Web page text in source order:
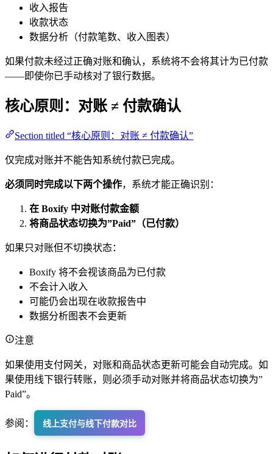
收入报告
收款状态
数据分析（付款笔数、收入图表）
如果付款未经过正确对账和确认，系统将不会将其计为已付款
——即使你已手动核对了银行数据。
核心原则：对账 ≠ 付款确认
Section titled “核心原则：对账 ≠ 付款确认”
仅完成对账并不能告知系统付款已完成。
必须同时完成以下两个操作，系统才能正确识别：
在 Boxify 中对账付款金额
将商品状态切换为”Paid”（已付款）
如果只对账但不切换状态：
Boxify 将不会视该商品为已付款
不会计入收入
可能仍会出现在收款报告中
数据分析图表不会更新
注意
如果使用支付网关，对账和商品状态更新可能会自动完成。如
果使用线下银行转账，则必须手动对账并将商品状态切换为”
Paid”。
参阅： 线上支付与线下付款对比